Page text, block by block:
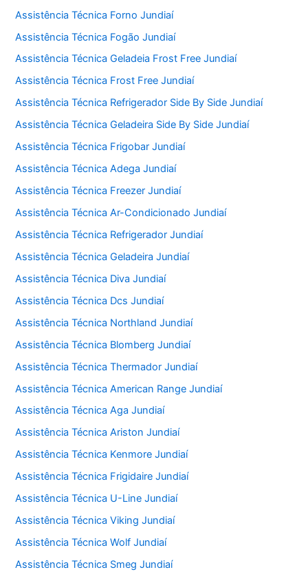
Assistência Técnica Forno Jundiaí
Assistência Técnica Fogão Jundiaí
Assistência Técnica Geladeia Frost Free Jundiaí
Assistência Técnica Frost Free Jundiaí
Assistência Técnica Refrigerador Side By Side Jundiaí
Assistência Técnica Geladeira Side By Side Jundiaí
Assistência Técnica Frigobar Jundiaí
Assistência Técnica Adega Jundiaí
Assistência Técnica Freezer Jundiaí
Assistência Técnica Ar-Condicionado Jundiaí
Assistência Técnica Refrigerador Jundiaí
Assistência Técnica Geladeira Jundiaí
Assistência Técnica Diva Jundiaí
Assistência Técnica Dcs Jundiaí
Assistência Técnica Northland Jundiaí
Assistência Técnica Blomberg Jundiaí
Assistência Técnica Thermador Jundiaí
Assistência Técnica American Range Jundiaí
Assistência Técnica Aga Jundiaí
Assistência Técnica Ariston Jundiaí
Assistência Técnica Kenmore Jundiaí
Assistência Técnica Frigidaire Jundiaí
Assistência Técnica U-Line Jundiaí
Assistência Técnica Viking Jundiaí
Assistência Técnica Wolf Jundiaí
Assistência Técnica Smeg Jundiaí